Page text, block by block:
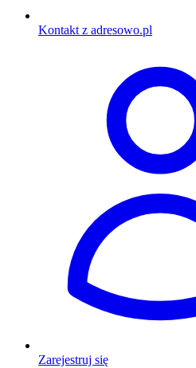
Kontakt z adresowo.pl
Zarejestruj się